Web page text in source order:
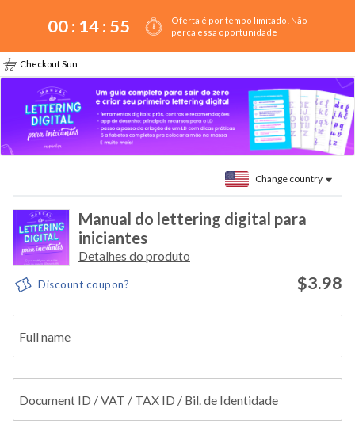
00 : 14: 54
Oferta é por tempo limitado! Não
perca essa oportunidade
Checkout Sun
Change country
Manual do lettering digital para
iniciantes
Detalhes do produto
Discount coupon? $3.98
Full name
Document ID / VAT / TAX ID / Bil. de Identidade